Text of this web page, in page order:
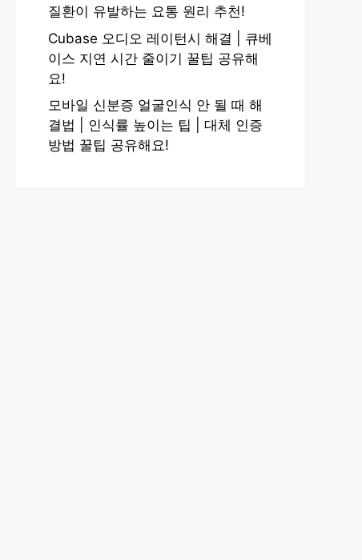
질환이 유발하는 요통 원리 추천!
Cubase 오디오 레이턴시 해결 | 큐베
이스 지연 시간 줄이기 꿀팁 공유해
요!
모바일 신분증 얼굴인식 안 될 때 해
결법 | 인식률 높이는 팁 | 대체 인증
방법 꿀팁 공유해요!